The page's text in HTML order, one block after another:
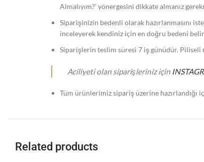
Almalıyım?’ yönergesini dikkate almanız
Siparişinizin bedenli olarak hazırlanmasını
inceleyerek kendiniz için en doğru bedeni
Siparişlerin teslim süresi 7 iş günüdür.
Aciliyeti olan siparişleriniz için
Tüm ürünlerimiz sipariş üzerine hazırlandığı
Related products